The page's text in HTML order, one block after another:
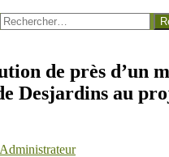
de près d’un
Desjardins au
Administrateur